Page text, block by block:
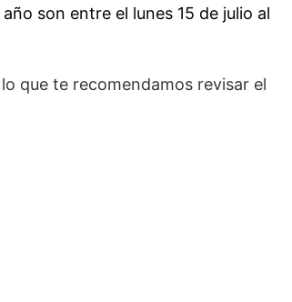
son entre el lunes 15 de julio al
que te recomendamos revisar el